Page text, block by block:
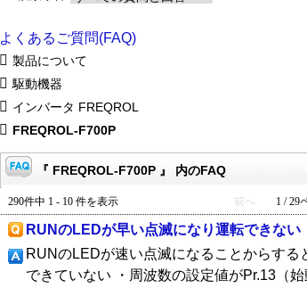
よくあるご質問(FAQ)
製品について
駆動機器
インバータ FREQROL
FREQROL-F700P
『 FREQROL-F700P 』 内のFAQ
290件中 1 - 10 件を表示 前へ 1 / 29
RUNのLEDが早い点滅になり運転できない
RUNのLEDが速い点滅になることからす
できていない ・周波数の設定値がPr.13（